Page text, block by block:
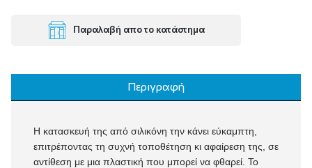
Παραλαβή απο το κατάστημα
Περιγραφή
Η κατασκευή της από σιλικόνη την κάνει εύκαμπτη,
επιτρέποντας τη συχνή τοποθέτηση κι αφαίρεση της, σε
αντίθεση με μια πλαστική που μπορεί να φθαρεί. Το